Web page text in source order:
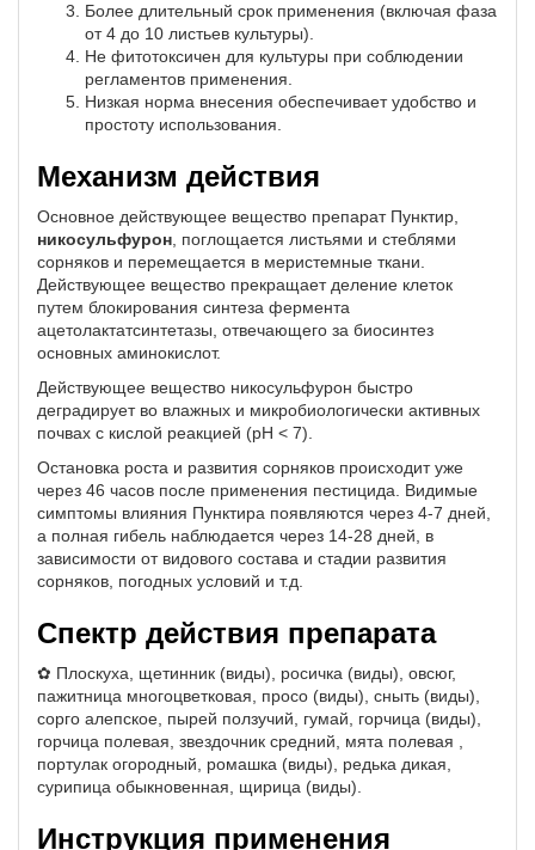
Более длительный срок применения (включая фаза
от 4 до 10 листьев культуры).
Не фитотоксичен для культуры при соблюдении
регламентов применения.
Низкая норма внесения обеспечивает удобство и
простоту использования.
Механизм действия
Основное действующее вещество препарат Пунктир,
никосульфурон , поглощается листьями и стеблями
сорняков и перемещается в меристемные ткани.
Действующее вещество прекращает деление клеток
путем блокирования синтеза фермента
ацетолактатсинтетазы, отвечающего за биосинтез
основных аминокислот.
Действующее вещество никосульфурон быстро
деградирует во влажных и микробиологически активных
почвах с кислой реакцией (pH < 7).
Остановка роста и развития сорняков происходит уже
через 46 часов после применения пестицида. Видимые
симптомы влияния Пунктира появляются через 4-7 дней,
а полная гибель наблюдается через 14-28 дней, в
зависимости от видового состава и стадии развития
сорняков, погодных условий и т.д.
Спектр действия препарата
✿ Плоскуха, щетинник (виды), росичка (виды), овсюг,
пажитница многоцветковая, просо (виды), сныть (виды),
сорго алепское, пырей ползучий, гумай, горчица (виды),
горчица полевая, звездочник средний, мята полевая ,
портулак огородный, ромашка (виды), редька дикая,
сурипица обыкновенная, щирица (виды).
Инструкция применения